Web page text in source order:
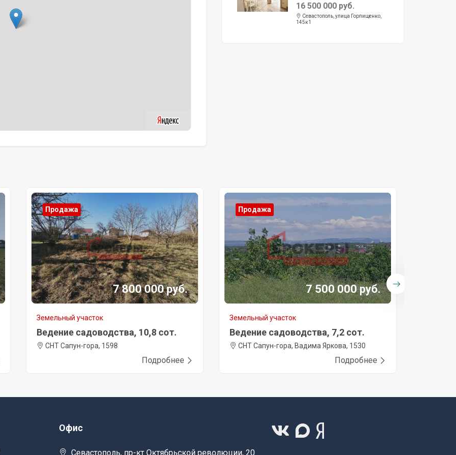
16 500 000 руб.
Севастополь, улица Горпищенко,
145к1
Продажа
7 800 000 руб.
Земельный участок
Ведение садоводства, 10,8 сот.
СНТ Сапун-гора, 1598
Подробнее
Продажа
7 500 000 руб.
Земельный участок
Ведение садоводства, 7,2 сот.
СНТ Сапун-гора, Вадима Яркова, 1530
Подробнее
Офис
Севастополь, пр-кт Октябрьской революции, 20